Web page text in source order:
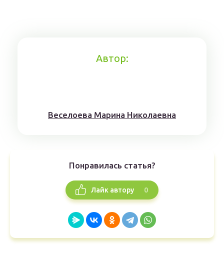
Автор:
Веселоева Марина Николаевна
Понравилась статья?
Лайк автору 0